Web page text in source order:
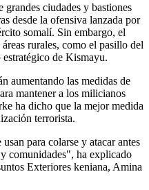
ciudades y bastiones
desde la ofensiva lanzada por
somalí. Sin embargo, el
rurales, como el pasillo del
estratégico de Kismayu.
aumentando las medidas de
mantener a los milicianos
ha dicho que la mejor medida
terrorista.
para colarse y atacar antes
comunidades", ha explicado
Exteriores keniana, Amina